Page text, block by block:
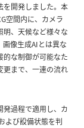
を開発しました。本
空間内に、カメラ
明、天候など様々な
像生成AIとは異な
的な制御が可能なた
更まで、一連の流れ
過程で適用し、カ
よび設備状態を判